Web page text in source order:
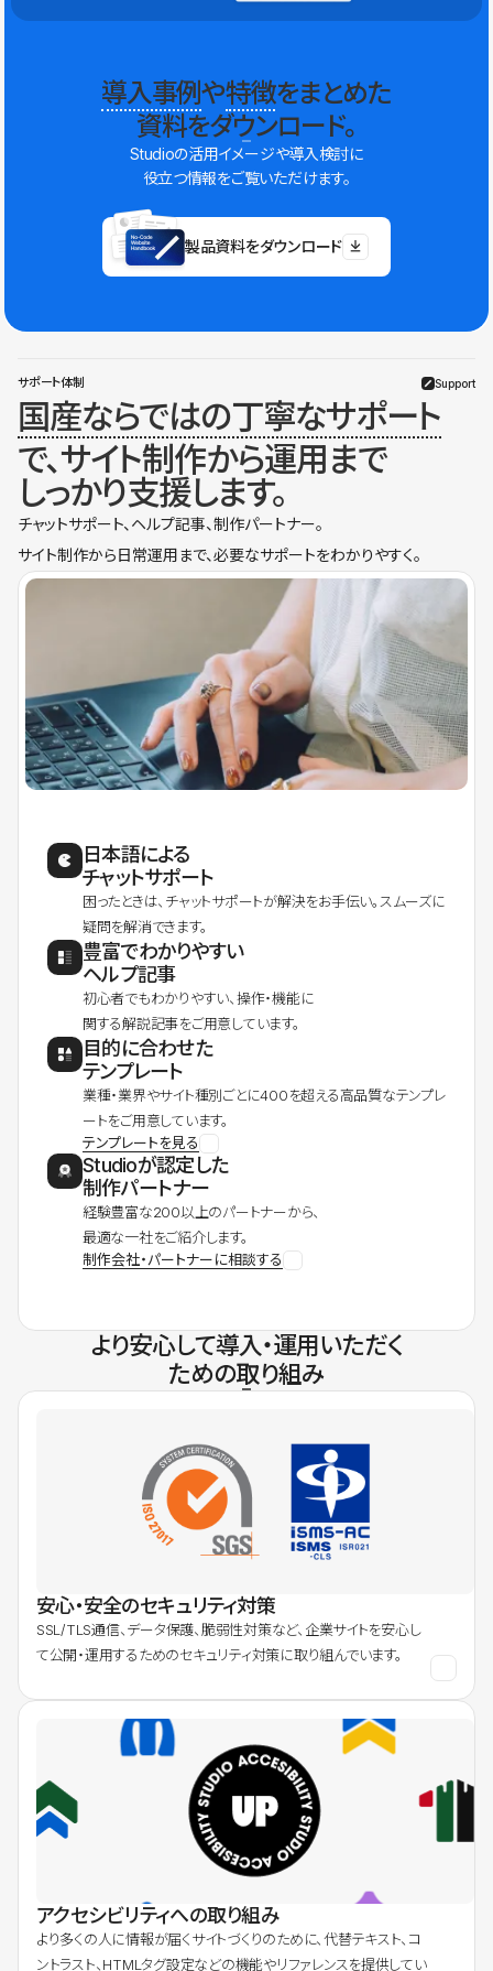
導入事例や特徴をまとめた
資料をダウンロード。
Studioの活用イメージや導入検討に
役立つ情報をご覧いただけます。
製品資料をダウンロード
サポート体制 Support
国産ならではの丁寧なサポート
で、サイト制作から運用まで
しっかり支援します。
チャットサポート、ヘルプ記事、制作パートナー。
サイト制作から日常運用まで、必要なサポートをわかりやすく。
日本語による
チャットサポート
困ったときは、チャットサポートが解決をお手伝い。スムーズに
疑問を解消できます。
豊富でわかりやすい
ヘルプ記事
初心者でもわかりやすい、操作・機能に
関する解説記事をご用意しています。
目的に合わせた
テンプレート
業種・業界やサイト種別ごとに400を超える高品質なテンプレ
ートをご用意しています。
テンプレートを見る
Studioが認定した
制作パートナー
経験豊富な200以上のパートナーから、
最適な一社をご紹介します。
制作会社・パートナーに相談する
より安心して導入・運用いただく
ための取り組み
安心・安全のセキュリティ対策
SSL/TLS通信、データ保護、脆弱性対策など、企業サイトを安心し
て公開・運用するためのセキュリティ対策に取り組んでいます。
アクセシビリティへの取り組み
より多くの人に情報が届くサイトづくりのために、代替テキスト、コ
ントラスト、HTMLタグ設定などの機能やリファレンスを提供してい